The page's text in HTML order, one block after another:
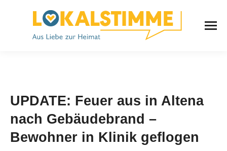
UPDATE: Feuer aus in Altena
nach Gebäudebrand –
Bewohner in Klinik geflogen